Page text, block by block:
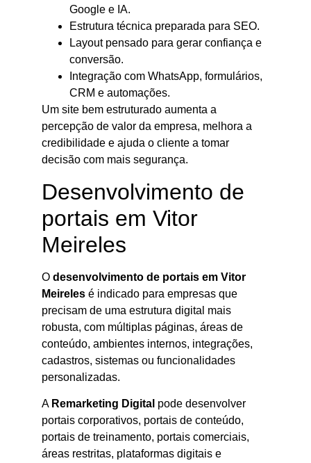
Google e IA.
Estrutura técnica preparada para SEO.
Layout pensado para gerar confiança e
conversão.
Integração com WhatsApp, formulários,
CRM e automações.
Um site bem estruturado aumenta a
percepção de valor da empresa, melhora a
credibilidade e ajuda o cliente a tomar
decisão com mais segurança.
Desenvolvimento de
portais em Vitor
Meireles
O desenvolvimento de portais em Vitor
Meireles é indicado para empresas que
precisam de uma estrutura digital mais
robusta, com múltiplas páginas, áreas de
conteúdo, ambientes internos, integrações,
cadastros, sistemas ou funcionalidades
personalizadas.
A Remarketing Digital pode desenvolver
portais corporativos, portais de conteúdo,
portais de treinamento, portais comerciais,
áreas restritas, plataformas digitais e